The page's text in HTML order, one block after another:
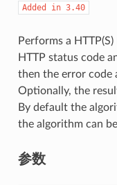
Added in 3.40
Performs a
HTTP status code
then the error code
Optionally, the
By default the
the algorithm can
参数